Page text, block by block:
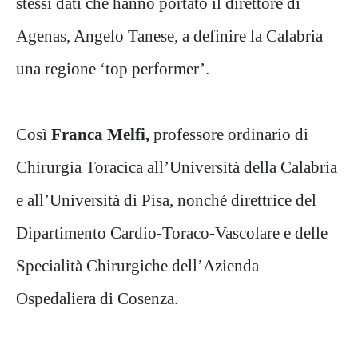
Agenas, Angelo Tanese, a definire la Calabria
una regione ‘top performer’.
Così Franca Melfi, professore ordinario di
Chirurgia Toracica all’Università della Calabria
e all’Università di Pisa, nonché direttrice del
Dipartimento Cardio-Toraco-Vascolare e delle
Specialità Chirurgiche dell’Azienda
Ospedaliera di Cosenza.